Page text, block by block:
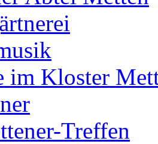
im Kloster
Treffen